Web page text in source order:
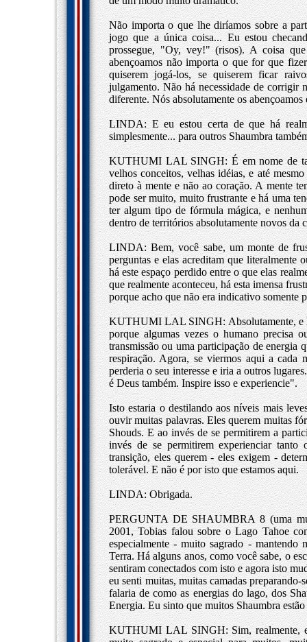
Não importa o que lhe diríamos sobre a
jogo que a única coisa... Eu estou
prossegue, "Oy, vey!" (risos). A coisa
abençoamos não importa o que for que
quiserem jogá-los, se quiserem ficar
julgamento. Não há necessidade de corrigir
diferente. Nós absolutamente os
LINDA: E eu estou certa de que há
simplesmente... para outros Shaumbra
KUTHUMI LAL SINGH: É em nome de
velhos conceitos, velhas idéias, e até
direto à mente e não ao coração. A mente
pode ser muito, muito frustrante e há uma
ter algum tipo de fórmula mágica, e
dentro de territórios absolutamente novos da
LINDA: Bem, você sabe, um monte de
perguntas e elas acreditam que literalmente
há este espaço perdido entre o que elas
que realmente aconteceu, há esta imensa
porque acho que não era indicativo somente
KUTHUMI LAL SINGH: Absolutamente, e
porque algumas vezes o humano precisa
transmissão ou uma participação de energia
respiração. Agora, se viermos aqui a cada
perderia o seu interesse e iria a outros
é Deus também. Inspire isso e experiencie".
Isto estaria o destilando aos níveis mais
ouvir muitas palavras. Eles querem muitas
Shouds. E ao invés de se permitirem a
invés de se permitirem experienciar tanto
transição, eles querem - eles exigem -
tolerável. E não é por isto que estamos aqui.
LINDA: Obrigada.
PERGUNTA DE SHAUMBRA 8 (uma
2001, Tobias falou sobre o Lago Tahoe
especialmente - muito sagrado - mantendo
Terra. Há alguns anos, como você sabe, o
sentiram conectados com isto e agora isto
eu senti muitas, muitas camadas
falaria de como as energias do lago, dos
Energia. Eu sinto que muitos Shaumbra
KUTHUMI LAL SINGH: Sim, realmente,